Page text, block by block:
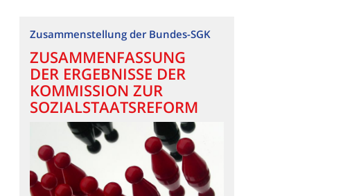
Zusammenstellung der Bundes-SGK
ZUSAMMENFASSUNG
DER ERGEBNISSE DER
KOMMISSION ZUR
SOZIALSTAATSREFORM